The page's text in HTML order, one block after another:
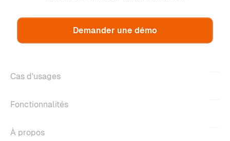
Demander une démo
Cas d'usages
Fonctionnalités
À propos